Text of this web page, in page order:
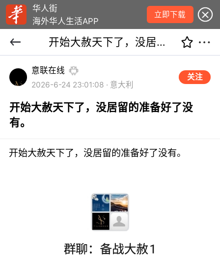
华人街
海外华人生活APP
立即下载
开始大赦天下了，没居留的准备好了没有。
意联在线
2026-6-24 23:01:08 · 意大利
关注
开始大赦天下了，没居留的准备好了没
有。
开始大赦天下了，没居留的准备好了没有。